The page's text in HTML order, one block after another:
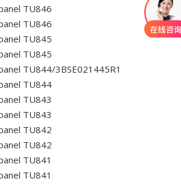
TU846
TU846
TU845
TU845
TU844/3BSE021445R1
TU844
TU843
TU843
TU842
TU842
TU841
TU841